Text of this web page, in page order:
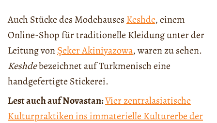
Auch Stücke des Modehauses Keshde, einem
Online-Shop für traditionelle Kleidung unter der
Leitung vonŞeker Akiniyazowa, waren zu sehen.
Keshdebezeichnet auf Turkmenisch eine
handgefertigte Stickerei.
Lest auch auf Novastan:Vier zentralasiatische
Kulturpraktiken ins immaterielle Kulturerbe der